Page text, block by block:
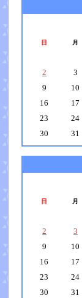
日 月
2
3
9
10
16
17
23
24
30
31
日 月
2
3
9
10
16
17
23
24
30
31